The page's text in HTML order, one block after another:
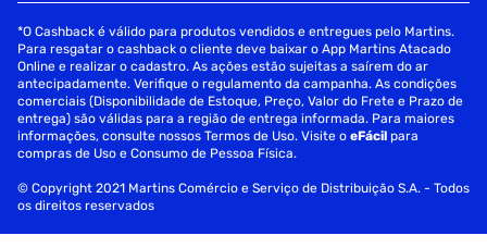
*O Cashback é válido para produtos vendidos e entregues pelo Martins.
Para resgatar o cashback o cliente deve baixar o App Martins Atacado
Online e realizar o cadastro. As ações estão sujeitas a saírem do ar
antecipadamente. Verifique o regulamento da campanha. As condições
comerciais (Disponibilidade de Estoque, Preço, Valor do Frete e Prazo de
entrega) são válidas para a região de entrega informada. Para maiores
informações, consulte nossos Termos de Uso. Visite oeFácil para
compras de Uso e Consumo de Pessoa Física.
© Copyright 2021 Martins Comércio e Serviço de Distribuição S.A. - Todos
os direitos reservados